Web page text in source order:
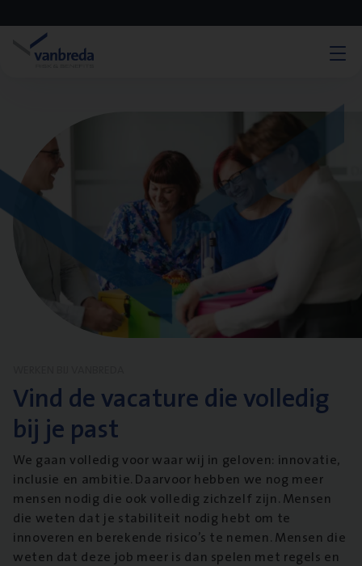
Vind de vacature die volledig
bij je past
We gaan volledig voor waar wij in geloven: innovatie,
inclusie en ambitie. Daarvoor hebben we nog meer
mensen nodig die ook volledig zichzelf zijn. Mensen
die weten dat je stabiliteit nodig hebt om te
innoveren en berekende risico’s te nemen. Mensen die
weten dat deze job meer is dan spelen met regels en